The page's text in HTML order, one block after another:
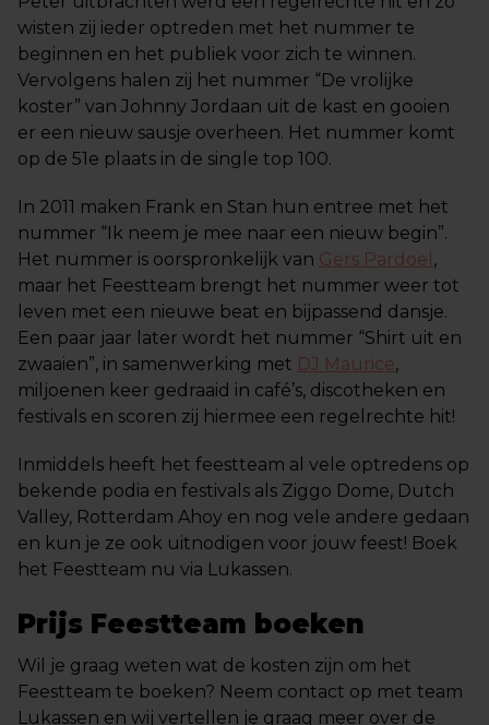
wisten zij ieder optreden met het nummer te
beginnen en het publiek voor zich te winnen.
Vervolgens halen zij het nummer “De vrolijke
koster” van Johnny Jordaan uit de kast en gooien
er een nieuw sausje overheen. Het nummer komt
op de 51e plaats in de single top 100.
In 2011 maken Frank en Stan hun entree met het
nummer “Ik neem je mee naar een nieuw begin”.
Het nummer is oorspronkelijk van Gers Pardoel ,
maar het Feestteam brengt het nummer weer tot
leven met een nieuwe beat en bijpassend dansje.
Een paar jaar later wordt het nummer “Shirt uit en
zwaaien”, in samenwerking met DJ Maurice,
miljoenen keer gedraaid in café’s, discotheken en
festivals en scoren zij hiermee een regelrechte hit!
Inmiddels heeft het feestteam al vele optredens op
bekende podia en festivals als Ziggo Dome, Dutch
Valley, Rotterdam Ahoy en nog vele andere gedaan
en kun je ze ook uitnodigen voor jouw feest! Boek
het Feestteam nu via Lukassen.
Prijs Feestteam boeken
Wil je graag weten wat de kosten zijn om het
Feestteam te boeken? Neem contact op met team
Lukassen en wij vertellen je graag meer over de